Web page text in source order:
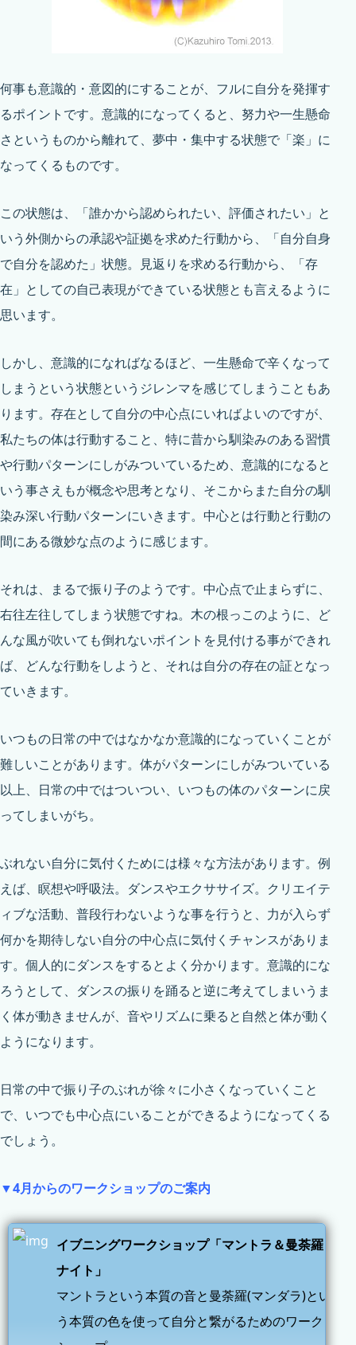
何事も意識的・意図的にすることが、フルに自分を発揮す
るポイントです。意識的になってくると、努力や一生懸命
さというものから離れて、夢中・集中する状態で「楽」に
なってくるものです。
この状態は、「誰かから認められたい、評価されたい」と
いう外側からの承認や証拠を求めた行動から、「自分自身
で自分を認めた」状態。見返りを求める行動から、「存
在」としての自己表現ができている状態とも言えるように
思います。
しかし、意識的になればなるほど、一生懸命で辛くなって
しまうという状態というジレンマを感じてしまうこともあ
ります。存在として自分の中心点にいればよいのですが、
私たちの体は行動すること、特に昔から馴染みのある習慣
や行動パターンにしがみついているため、意識的になると
いう事さえもが概念や思考となり、そこからまた自分の馴
染み深い行動パターンにいきます。中心とは行動と行動の
間にある微妙な点のように感じます。
それは、まるで振り子のようです。中心点で止まらずに、
右往左往してしまう状態ですね。木の根っこのように、ど
んな風が吹いても倒れないポイントを見付ける事ができれ
ば、どんな行動をしようと、それは自分の存在の証となっ
ていきます。
いつもの日常の中ではなかなか意識的になっていくことが
難しいことがあります。体がパターンにしがみついている
以上、日常の中ではついつい、いつもの体のパターンに戻
ってしまいがち。
ぶれない自分に気付くためには様々な方法があります。例
えば、瞑想や呼吸法。ダンスやエクササイズ。クリエイテ
ィブな活動、普段行わないような事を行うと、力が入らず
何かを期待しない自分の中心点に気付くチャンスがありま
す。個人的にダンスをするとよく分かります。意識的にな
ろうとして、ダンスの振りを踊ると逆に考えてしまいうま
く体が動きませんが、音やリズムに乗ると自然と体が動く
ようになります。
日常の中で振り子のぶれが徐々に小さくなっていくこと
で、いつでも中心点にいることができるようになってくる
でしょう。
▼4月からのワークショップのご案内
イブニングワークショップ「マントラ＆曼荼羅
ナイト」
マントラという本質の音と曼荼羅(マンダラ)とい
う本質の色を使って自分と繋がるためのワーク